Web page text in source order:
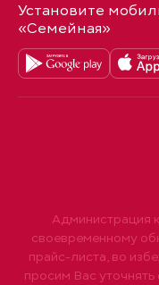
Установите
«Семейная»
Администрация
своевременному
прайс-листа, во
просим Вас